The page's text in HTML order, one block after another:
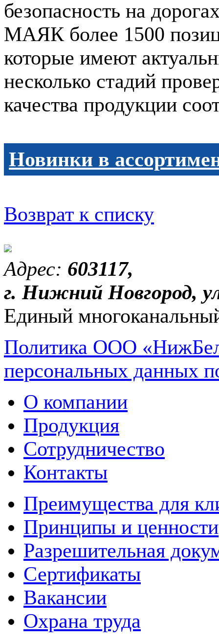
безопасность на
МАЯК более 1500
которые имеют
несколько стадий
качества продукции
Новинки в
Возврат к списку
Адрес: 603117,
г. Нижний Новгород,
Единый
Политика ООО
персональных данных
О компании
Продукция
Сотрудничество
Контакты
Преимущества для
Принципы и ценности
Разрешительная
Сертификаты
Вакансии
Охрана труда